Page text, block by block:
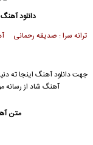
دانلود
ترانه سرا : صدیقه رحمانی
جهت دانلود آهنگ اینجا ته
آهنگ شاد از رسانه
متن